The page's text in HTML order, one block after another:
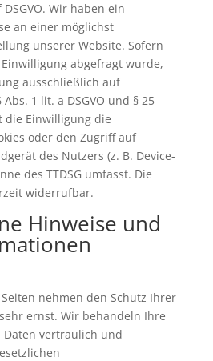
Wir haben ein
an einer möglichst
unserer Website. Sofern
abgefragt wurde,
ausschließlich auf
1 lit. a DSGVO und § 25
die Einwilligung die
oder den Zugriff auf
des Nutzers (z. B. Device-
des TTDSG umfasst. Die
widerrufbar.
Hinweise und
nehmen den Schutz Ihrer
ernst. Wir behandeln Ihre
Daten vertraulich und